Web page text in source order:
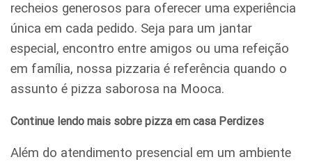
recheios generosos para oferecer uma experiência
única em cada pedido. Seja para um jantar
especial, encontro entre amigos ou uma refeição
em família, nossa pizzaria é referência quando o
assunto é pizza saborosa na Mooca.
Continue lendo mais sobre pizza em casa Perdizes
Além do atendimento presencial em um ambiente